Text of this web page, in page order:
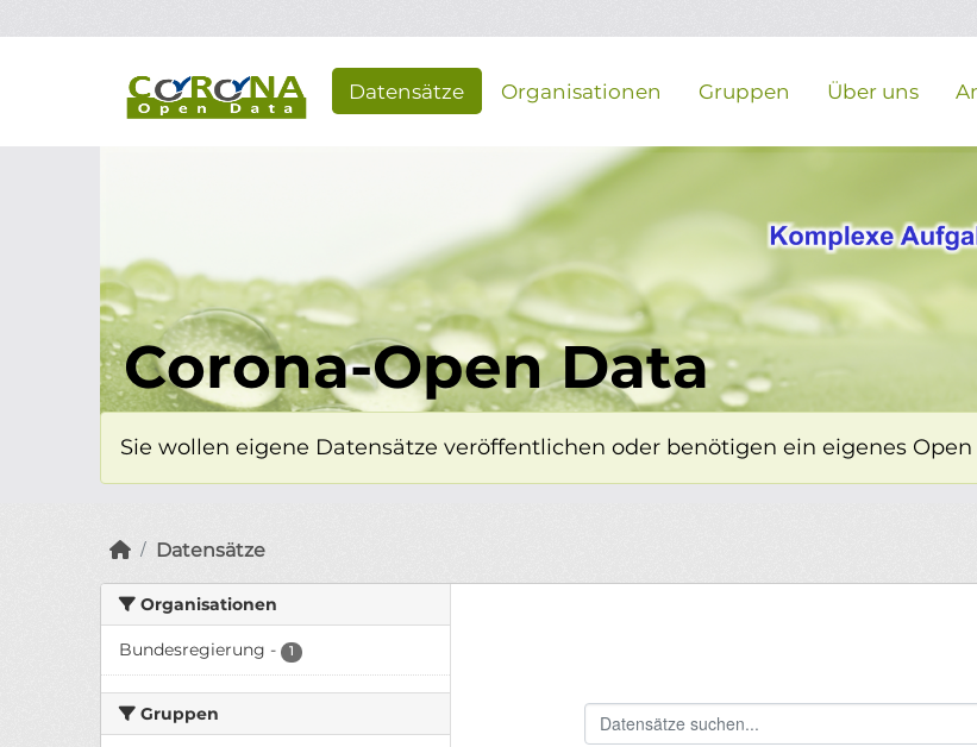
Datensätze Organisationen Gruppen Über uns
Corona-Open Data
Sie wollen eigene Datensätze veröffentlichen oder benötigen ein eigenes Open
Datensätze
Organisationen
Bundesregierung - 1
Gruppen